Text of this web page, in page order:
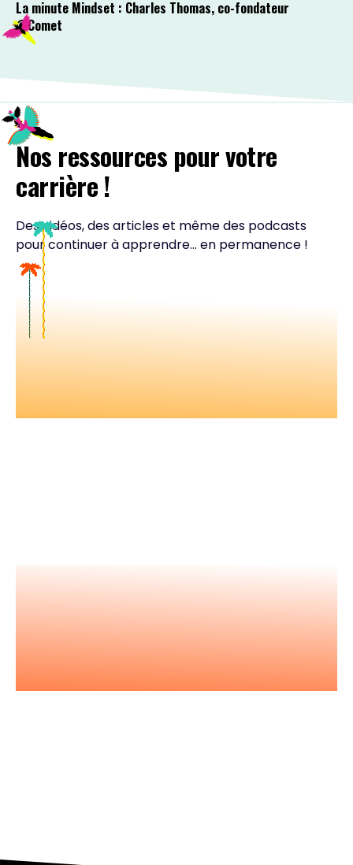
La minute Mindset : Charles Thomas, co-fondateur
@Comet
Nos ressources pour votre
carrière !
Des vidéos, des articles et même des podcasts
pour continuer à apprendre... en permanence !